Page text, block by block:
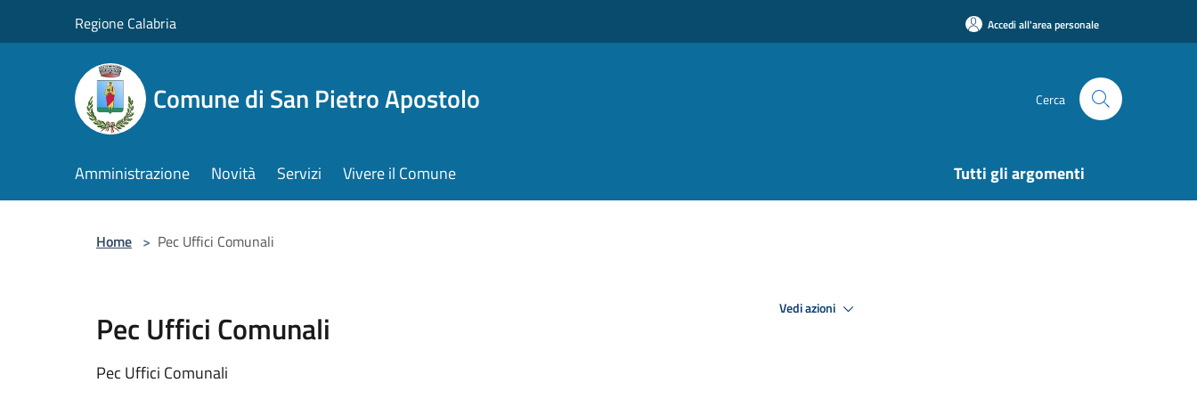
Regione Calabria Accedi all'area personale
Comune di San Pietro Apostolo Cerca
Amministrazione Novità Servizi Vivere il Comune Tutti gli argomenti
Home > Pec Uffici Comunali
Pec Uffici Comunali
Pec Uffici Comunali
Vedi azioni